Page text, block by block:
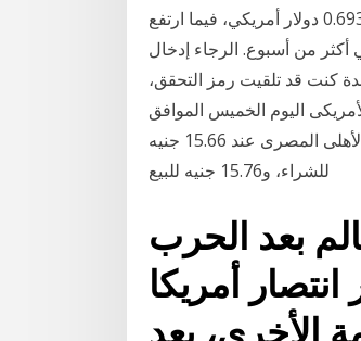
وصعد الدولار الأسترالي 0.4% ليسجل أعلى مستوى في ثلاثة أشهر عند 0.6930 دولار أمريكي، فيما ارتفع
مستوياته في أكثر من أسبوع. الرجاء إدخال
كنت قد تلقيت رمز التحقق،
اليوم الخميس الموافق
20-1-2021، استقرارا ملحوظا خلال التعاملات الصباحية، مستقرا فى البنك الأهلى المصرى عند 15.66 جنيه
للشراء، و15.76 جنيه للبيع
بعد الحرب
انتصار أمريكا